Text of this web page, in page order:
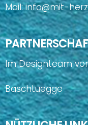
Mail:info@mit-
Im Designteam
Baschtuegge